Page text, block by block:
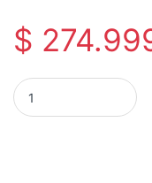
$
TERMOTANQUE